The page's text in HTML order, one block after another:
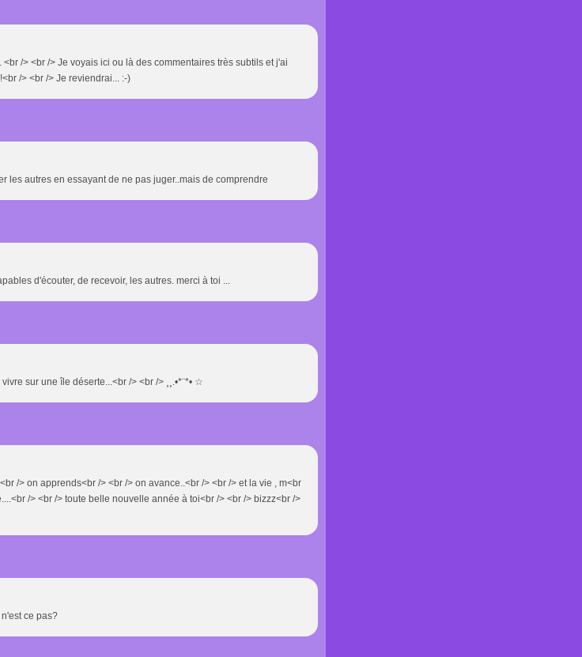
/> <br /> Je voyais ici ou là des commentaires très subtils et j'ai
/> <br /> Je reviendrai... :-)
les autres en essayant de ne pas juger..mais de comprendre
d'écouter, de recevoir, les autres. merci à toi ...
sur une île déserte...<br /> <br /> ¸¸.•*¨*• ☆
/> on apprends<br /> <br /> on avance..<br /> <br /> et la vie , m<br
/> <br /> toute belle nouvelle année à toi<br /> <br /> bizzz<br />
ce pas?